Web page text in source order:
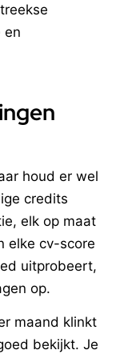
en
houd er wel
credits
elk op maat
elke cv-score
uitprobeert,
op.
maand klinkt
bekijkt. Je